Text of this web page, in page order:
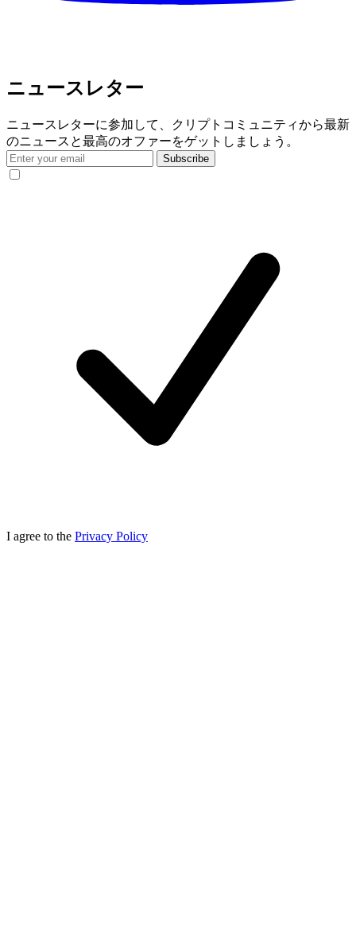
ニュースレター
ニュースレターに参加して、クリプトコミュニティから最新
のニュースと最高のオファーをゲットしましょう。
Subscribe
I agree to the Privacy Policy